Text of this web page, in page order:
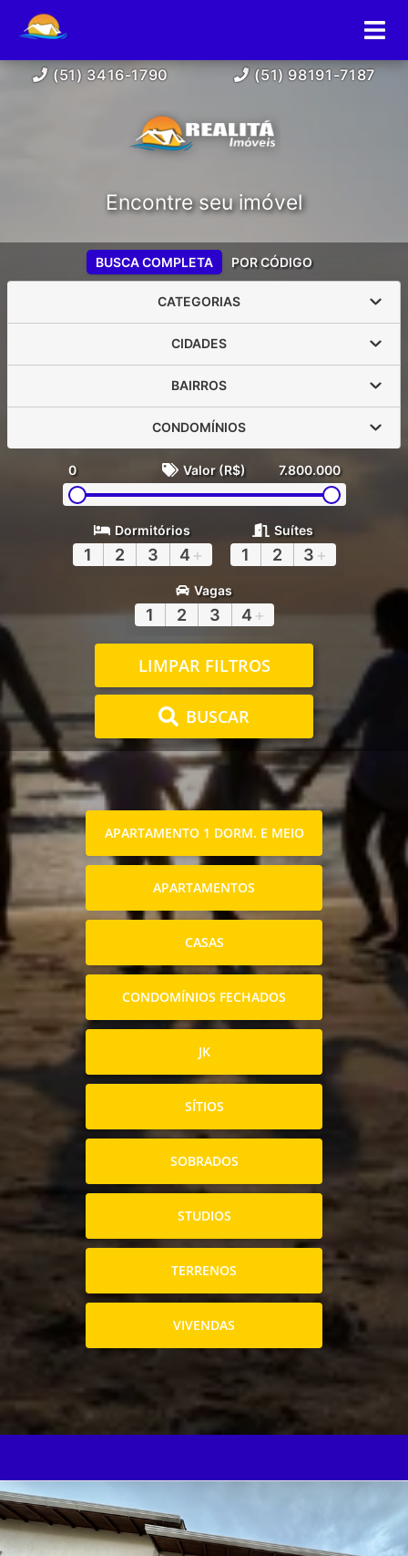
(51) 3416-1790 (51) 98191-7187
Encontre seu imóvel
BUSCA COMPLETA POR CÓDIGO
CATEGORIAS
CIDADES
BAIRROS
CONDOMÍNIOS
0 Valor (R$) 7.800.000
Dormitórios
1 2 3 4 +
Suítes
1 2 3 +
Vagas
1 2 3 4 +
LIMPAR FILTROS
BUSCAR
APARTAMENTO 1 DORM. E MEIO
APARTAMENTOS
CASAS
CONDOMÍNIOS FECHADOS
JK
SÍTIOS
SOBRADOS
STUDIOS
TERRENOS
VIVENDAS